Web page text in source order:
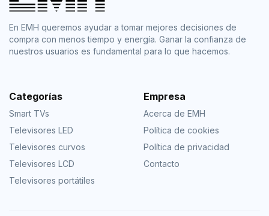
En EMH queremos ayudar a tomar mejores decisiones de
compra con menos tiempo y energía. Ganar la confianza de
nuestros usuarios es fundamental para lo que hacemos.
Categorías
Smart TVs
Televisores LED
Televisores curvos
Televisores LCD
Televisores portátiles
Empresa
Acerca de EMH
Política de cookies
Política de privacidad
Contacto